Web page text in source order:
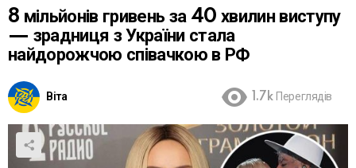
8 мільйонів гривень за 40 хвилин виступу
— зрадниця з України стала
найдорожчою співачкою в РФ
Віта 1.7k Переглядів